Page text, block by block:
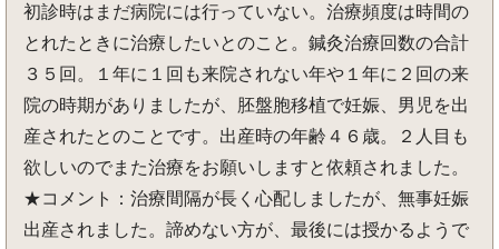
初診時はまだ病院には行っていない。治療頻度は時間の
とれたときに治療したいとのこと。鍼灸治療回数の合計
３５回。１年に１回も来院されない年や１年に２回の来
院の時期がありましたが、胚盤胞移植で妊娠、男児を出
産されたとのことです。出産時の年齢４６歳。２人目も
欲しいのでまた治療をお願いしますと依頼されました。
★コメント：治療間隔が長く心配しましたが、無事妊娠
出産されました。諦めない方が、最後には授かるようで